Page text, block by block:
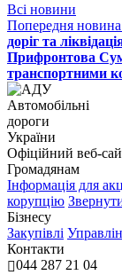
Всі новини
Попередня новина
доріг та
Прифронтова
транспортними
Автомобільні
дороги
України
Офіційний
Громадянам
Інформація для
корупцію
Бізнесу
Закупівлі
Контакти
044 287 21 04